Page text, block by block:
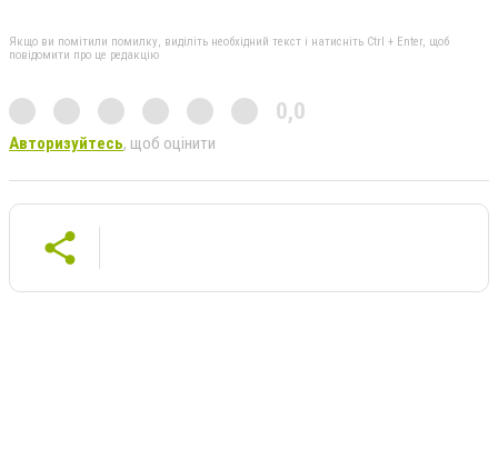
Якщо ви помітили помилку, виділіть необхідний текст і натисніть Ctrl + Enter, щоб
повідомити про це редакцію
0,0
Авторизуйтесь, щоб оцінити